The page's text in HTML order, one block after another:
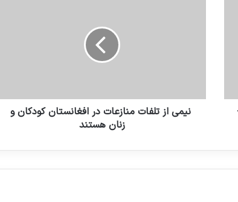
پس از حادثه تروریستی یازده سپتامبر
اعتراض خانواده‌های شهدای ترور ایران به
حمایت دولت‌های اروپایی از گروه‌های
- 2011-
نیمی از تلفات منازعات در افغانستان کودکان و
زنان هستند